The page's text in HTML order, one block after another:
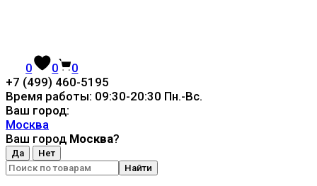
0 0 0
+7 (499) 460-5195
Время работы: 09:30-20:30 Пн.-Вc.
Ваш город:
Москва
Ваш город Москва?
Найти